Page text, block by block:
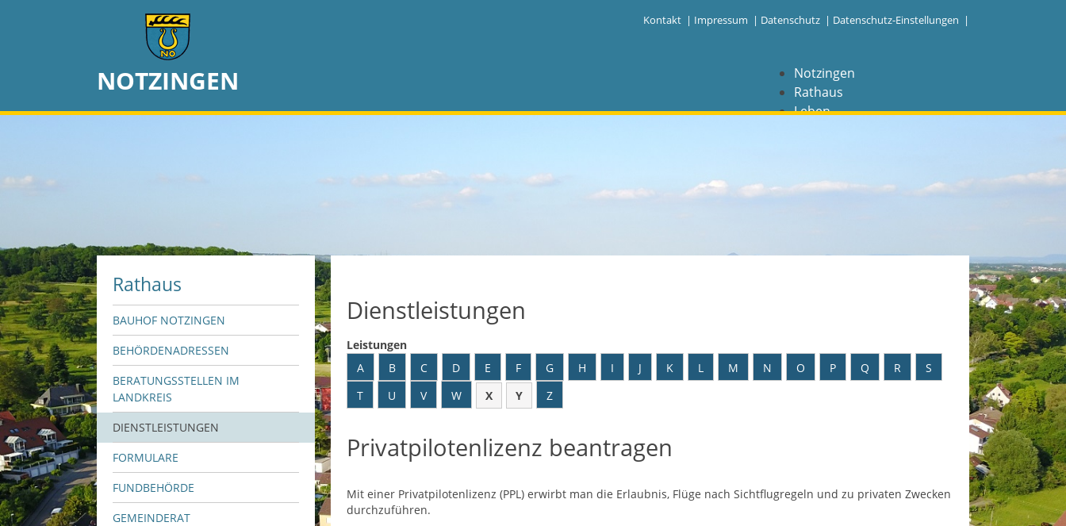
Kontakt | Impressum | Datenschutz | Datenschutz-Einstellungen |
NOTZINGEN
Notzingen
Rathaus
Leben
NAVIGATION
Datenschutz
Geschichte und
Gegenwart
Rathaus
BAUHOF NOTZINGEN
BEHÖRDENADRESSEN
BERATUNGSSTELLEN IM
LANDKREIS
DIENSTLEISTUNGEN
FORMULARE
FUNDBEHÖRDE
GEMEINDERAT
Dienstleistungen
Leistungen
A
B C D E F G H I J K L M N O P Q R
S
T
U V W X Y Z
Privatpilotenlizenz beantragen
Mit einer Privatpilotenlizenz (PPL) erwirbt man die Erlaubnis, Flüge nach Sichtflugregeln und zu privaten Zwecken
durchzuführen.